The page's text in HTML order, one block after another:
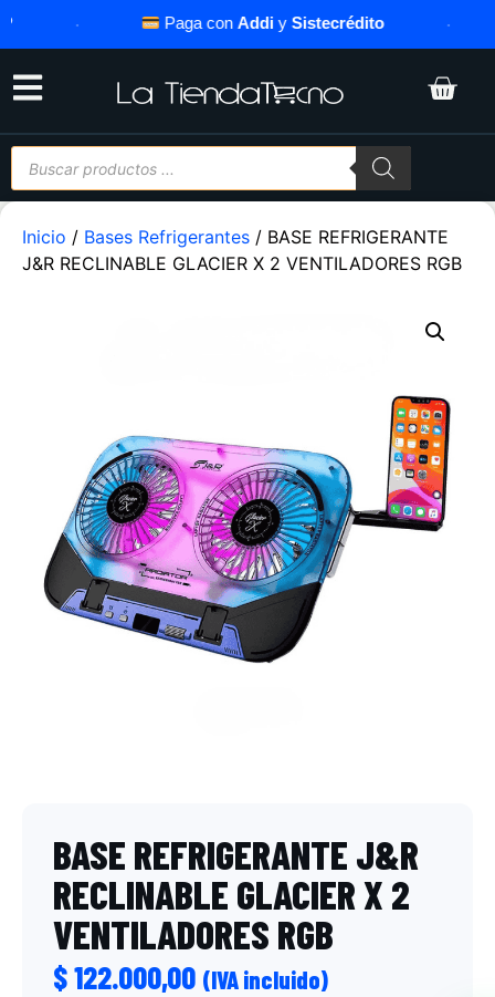
Paga conAddiySistecrédito
Inicio / Bases Refrigerantes / BASE REFRIGERANTE
J&R RECLINABLE GLACIER X 2 VENTILADORES RGB
BASE REFRIGERANTE J&R
RECLINABLE GLACIER X 2
VENTILADORES RGB
$122.000,00 (IVA incluido)